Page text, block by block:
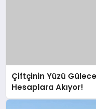
Çiftçinin Yüzü
Hesaplara Akıyor!